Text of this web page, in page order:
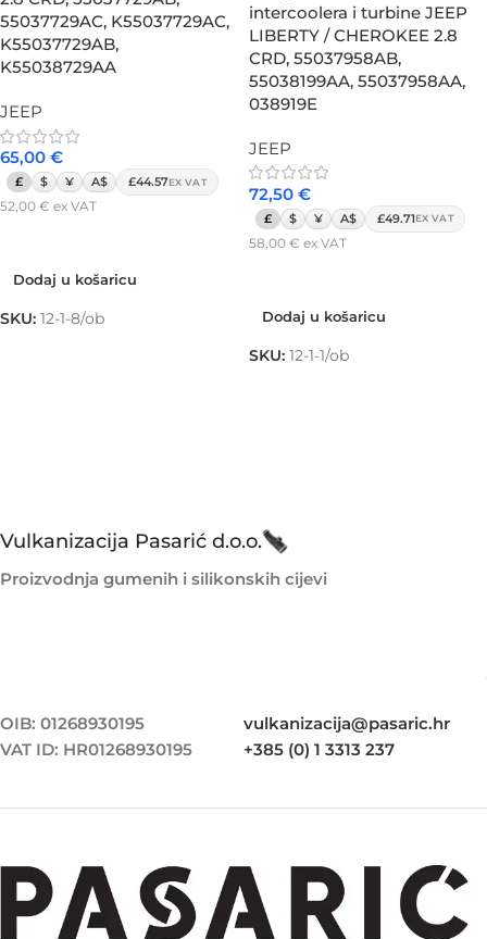
55037729AC, K55037729AC,
K55037729AB,
K55038729AA
JEEP
65,00 €
£ $ ¥ A$ £44.57EX VAT
52,00 € ex VAT
Dodaj u košaricu
SKU: 12-1-8/ob
intercoolera i turbine JEEP
LIBERTY / CHEROKEE 2.8
CRD, 55037958AB,
55038199AA, 55037958AA,
038919E
JEEP
72,50 €
£ $ ¥ A$ £49.71EX VAT
58,00 € ex VAT
Dodaj u košaricu
SKU: 12-1-1/ob
Vulkanizacija Pasarić d.o.o.
Proizvodnja gumenih i silikonskih cijevi
OIB: 01268930195
VAT ID: HR01268930195
vulkanizacija@pasaric.hr
+385 (0) 1 3313 237